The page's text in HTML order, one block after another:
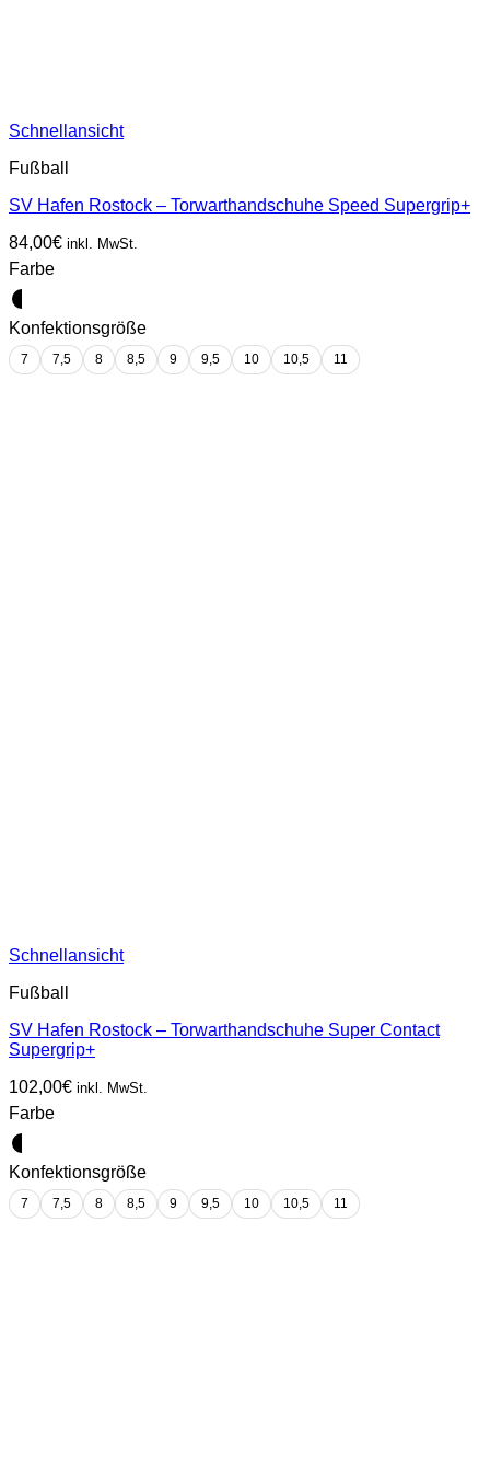
Schnellansicht
Fußball
SV Hafen Rostock – Torwarthandschuhe Speed Supergrip+
84,00€ inkl. MwSt.
Farbe
Konfektionsgröße
7 7,5 8 8,5 9 9,5 10 10,5 11
Schnellansicht
Fußball
SV Hafen Rostock – Torwarthandschuhe Super Contact
Supergrip+
102,00€ inkl. MwSt.
Farbe
Konfektionsgröße
7 7,5 8 8,5 9 9,5 10 10,5 11